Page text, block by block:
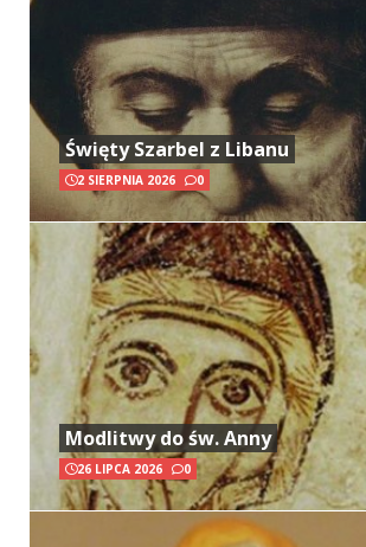
Święty Szarbel z Libanu
2 SIERPNIA 2026 0
Modlitwy do św. Anny
26 LIPCA 2026 0